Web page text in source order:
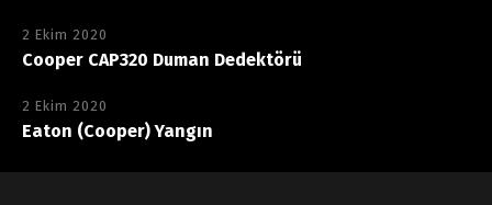
2 Ekim 2020
Cooper CAP320 Duman Dedektörü
2 Ekim 2020
Eaton (Cooper) Yangın